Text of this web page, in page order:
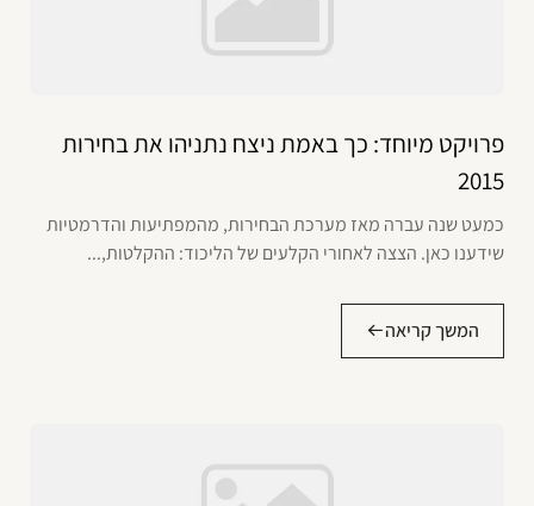
פרויקט מיוחד: כך באמת ניצח נתניהו את בחירות
2015
כמעט שנה עברה מאז מערכת הבחירות, מהמפתיעות והדרמטיות
שידענו כאן. הצצה לאחורי הקלעים של הליכוד: ההקלטות,...
המשך קריאה